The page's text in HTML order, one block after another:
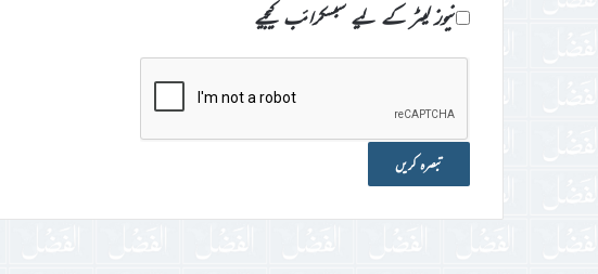
نیوز لیٹر کے لیے سبسکرائب کیجیے